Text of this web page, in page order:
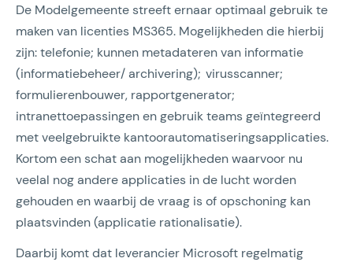
De Modelgemeente streeft ernaar optimaal gebruik te
maken van licenties MS365. Mogelijkheden die hierbij
zijn: telefonie; kunnen metadateren van informatie
(informatiebeheer/ archivering); virusscanner;
formulierenbouwer, rapportgenerator;
intranettoepassingen en gebruik teams geïntegreerd
met veelgebruikte kantoorautomatiseringsapplicaties.
Kortom een schat aan mogelijkheden waarvoor nu
veelal nog andere applicaties in de lucht worden
gehouden en waarbij de vraag is of opschoning kan
plaatsvinden (applicatie rationalisatie).
Daarbij komt dat leverancier Microsoft regelmatig